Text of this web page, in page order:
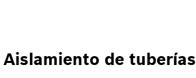
Aislamiento de tuberías